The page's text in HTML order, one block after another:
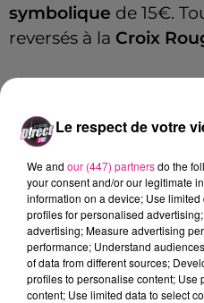
symbolique de 15€.
reversés à la Croix
Au programme de la
retrouverons le
disciples de Johnny »
nouveau spectacle
vivants". Une
une voix, un charisme
groupe.
En première partie
Le respect de votre
We and our (447) partnersdo the
your consent and/or our legitimate
information on a device; Use
profiles for personalised
advertising; Measure advertising
performance; Understand
of data from different sources;
profiles to personalise content; Use
content; Use limited data to select